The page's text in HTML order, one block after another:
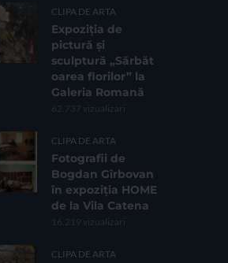
CLIPA DE ARTA
Expoziția de
pictură și
sculptură „Sărbăt
oarea florilor” la
Galeria Romană
62.737 vizualizari
CLIPA DE ARTA
Fotografii de
Bogdan Gîrbovan
în expoziția HOME
de la Vila Catena
16.219 vizualizari
CLIPA DE ARTA